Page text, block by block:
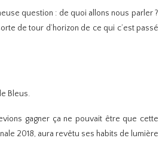
question : de quoi allons nous parler ?
de tour d’horizon de ce qui c’est passé
Bleus.
gagner ça ne pouvait être que cette
2018, aura revêtu ses habits de lumière